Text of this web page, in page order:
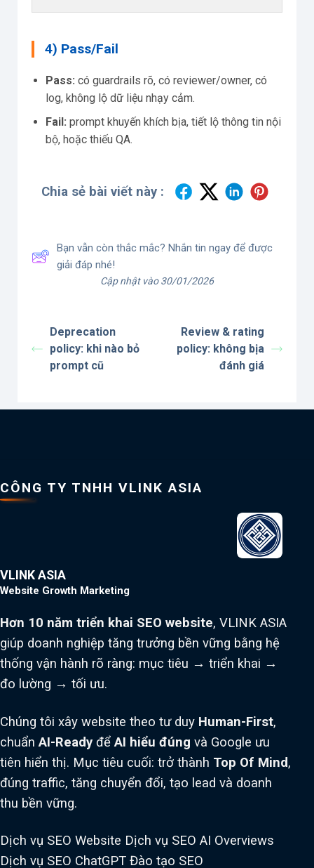
4) Pass/Fail
Pass: có guardrails rõ, có reviewer/owner, có
log, không lộ dữ liệu nhạy cảm.
Fail: prompt khuyến khích bịa, tiết lộ thông tin nội
bộ, hoặc thiếu QA.
Chia sẻ bài viết này :
Bạn vẫn còn thắc mắc? Nhắn tin ngay để được
giải đáp nhé!
Cập nhật vào 30/01/2026
Deprecation
policy: khi nào bỏ
prompt cũ
Review & rating
policy: không bịa
đánh giá
CÔNG TY TNHH VLINK ASIA
VLINK ASIA
Website Growth Marketing
Hơn 10 năm triển khai SEO website, VLINK ASIA
giúp doanh nghiệp tăng trưởng bền vững bằng hệ
thống vận hành rõ ràng: mục tiêu → triển khai →
đo lường → tối ưu.
Chúng tôi xây website theo tư duy Human-First,
chuẩnAI-Ready đểAI hiểu đúng và Google ưu
tiên hiển thị. Mục tiêu cuối: trở thành Top Of Mind,
đúng traffic, tăng chuyển đổi, tạo lead và doanh
thu bền vững.
Dịch vụ SEO Website Dịch vụ SEO AI Overviews
Dịch vụ SEO ChatGPT Đào tạo SEO